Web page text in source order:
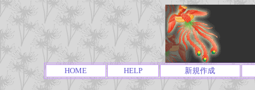
HOME HELP 新規作成